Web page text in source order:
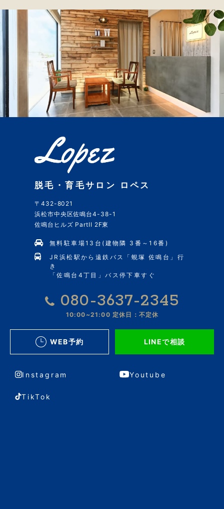
脱毛・育毛サロン ロペス
〒432-8021
浜松市中央区佐鳴台4-38-1
佐鳴台ヒルズ PartII 2F東
無料駐車場13台(建物隣 3番～16番)
JR浜松駅から遠鉄バス「蜆塚 佐鳴台」行
き
「佐鳴台4丁目」バス停下車すぐ
080-3637-2345
10:00~21:00 定休日：不定休
WEB予約 LINEで相談
Instagram Youtube
TikTok